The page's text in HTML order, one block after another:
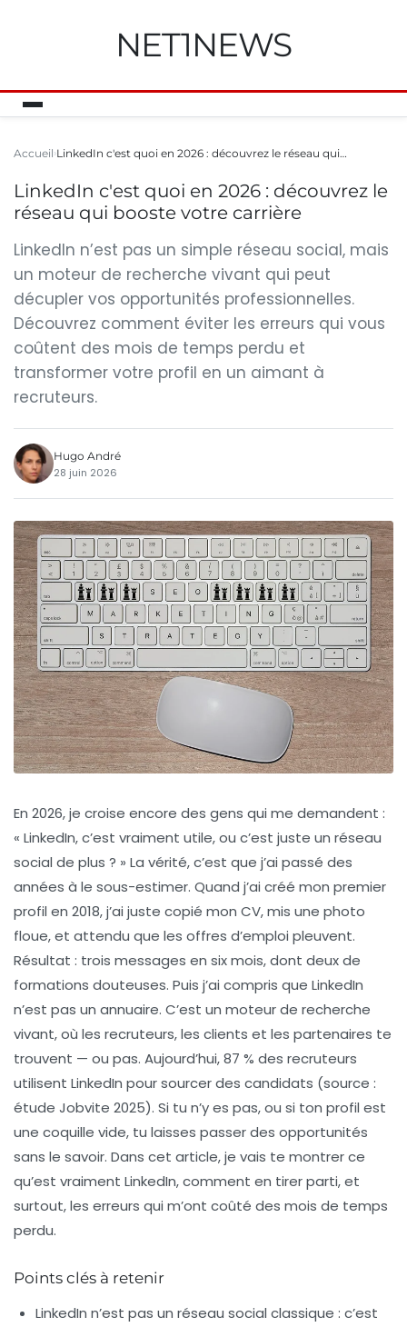
NET1NEWS
Accueil LinkedIn c'est quoi en 2026 : découvrez le réseau qui…
LinkedIn c'est quoi en 2026 : découvrez le
réseau qui booste votre carrière
LinkedIn n’est pas un simple réseau social, mais
un moteur de recherche vivant qui peut
décupler vos opportunités professionnelles.
Découvrez comment éviter les erreurs qui vous
coûtent des mois de temps perdu et
transformer votre profil en un aimant à
recruteurs.
Hugo André
28 juin 2026
En 2026, je croise encore des gens qui me demandent :
« LinkedIn, c’est vraiment utile, ou c’est juste un réseau
social de plus ? » La vérité, c’est que j’ai passé des
années à le sous-estimer. Quand j’ai créé mon premier
profil en 2018, j’ai juste copié mon CV, mis une photo
floue, et attendu que les offres d’emploi pleuvent.
Résultat : trois messages en six mois, dont deux de
formations douteuses. Puis j’ai compris que LinkedIn
n’est pas un annuaire. C’est un moteur de recherche
vivant, où les recruteurs, les clients et les partenaires te
trouvent — ou pas. Aujourd’hui, 87 % des recruteurs
utilisent LinkedIn pour sourcer des candidats (source :
étude Jobvite 2025). Si tu n’y es pas, ou si ton profil est
une coquille vide, tu laisses passer des opportunités
sans le savoir. Dans cet article, je vais te montrer ce
qu’est vraiment LinkedIn, comment en tirer parti, et
surtout, les erreurs qui m’ont coûté des mois de temps
perdu.
Points clés à retenir
LinkedIn n’est pas un réseau social classique : c’est